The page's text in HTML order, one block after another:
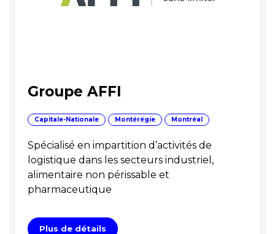
Groupe AFFI
Capitale-Nationale Montérégie Montréal
Spécialisé en impartition d’activités de
logistique dans les secteurs industriel,
alimentaire non périssable et
pharmaceutique
Plus de détails